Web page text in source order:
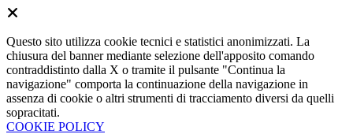
Questo sito utilizza cookie tecnici e statistici anonimizzati. La
chiusura del banner mediante selezione dell'apposito comando
contraddistinto dalla X o tramite il pulsante "Continua la
navigazione" comporta la continuazione della navigazione in
assenza di cookie o altri strumenti di tracciamento diversi da quelli
sopracitati.
COOKIE POLICY